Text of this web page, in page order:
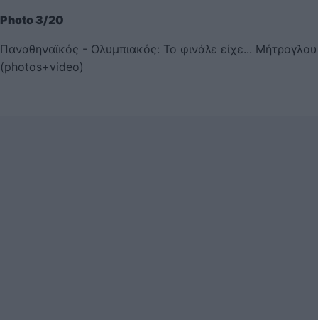
Photo 3/20
Παναθηναϊκός - Ολυμπιακός: Το φινάλε είχε... Μήτρογλου
(photos+video)